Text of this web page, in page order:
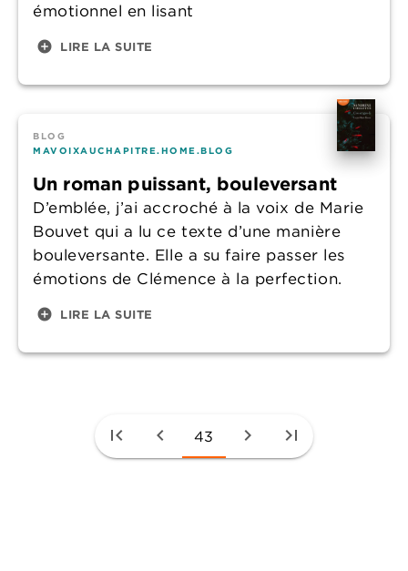
émotionnel en lisant
add_circle LIRE LA SUITE
BLOG
MAVOIXAUCHAPITRE.HOME.BLOG
Un roman puissant, bouleversant
D’emblée, j’ai accroché à la voix de Marie
Bouvet qui a lu ce texte d’une manière
bouleversante. Elle a su faire passer les
émotions de Clémence à la perfection.
add_circle LIRE LA SUITE
first_page chevron_left 43 chevron_right last_page